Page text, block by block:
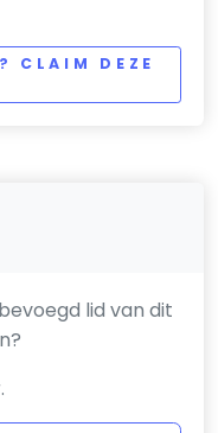
CLAIM DEZE
lid van dit